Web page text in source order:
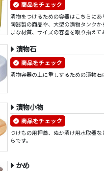
商品をチェック
漬物をつけるための容器はこちらにあ
陶器製の商品や、大型の漬物タンク
まな材質、サイズの容器を取り揃えて
漬物石
商品をチェック
漬物容器の上に重しするための漬物石
漬物小物
商品をチェック
つけもの用押蓋、ぬか漬け用水取器
らです。
かめ